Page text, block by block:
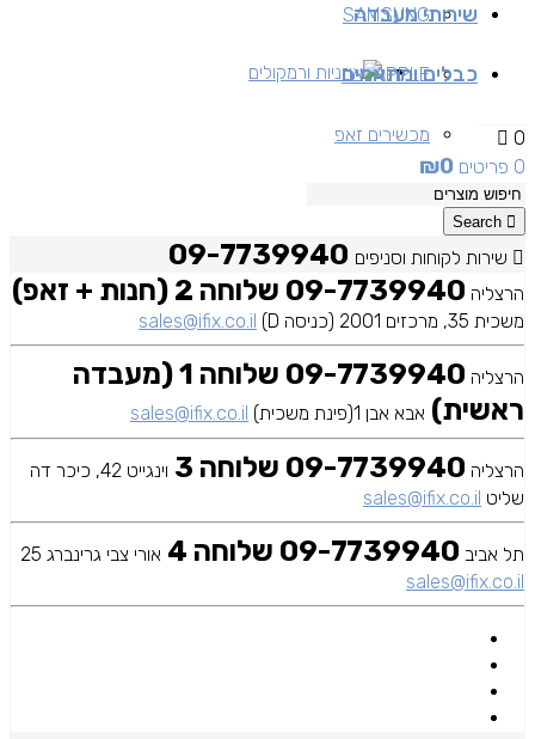
אוזניות ורמקולים
SAMSUNG
APPLE
מכשירים זאפ
שירותי מעבדה
כבלים ומתאמים
0
0 פריטים
₪0
Search
שירות לקוחות וסניפים
הרצליה 09-7739940 שלוחה 2 (חנות + זאפ)
משכית 35, מרכזים 2001 (כניסה D) sales@ifix.co.il
הרצליה
09-7739940 שלוחה 1 (מעבדה
ראשית) אבא אבן 1(פינת משכית) sales@ifix.co.il
הרצליה 09-7739940 שלוחה 3
וינגייט 42, כיכר דה
שליט sales@ifix.co.il
תל אביב 09-7739940 שלוחה 4
אורי צבי גרינברג 25
sales@ifix.co.il